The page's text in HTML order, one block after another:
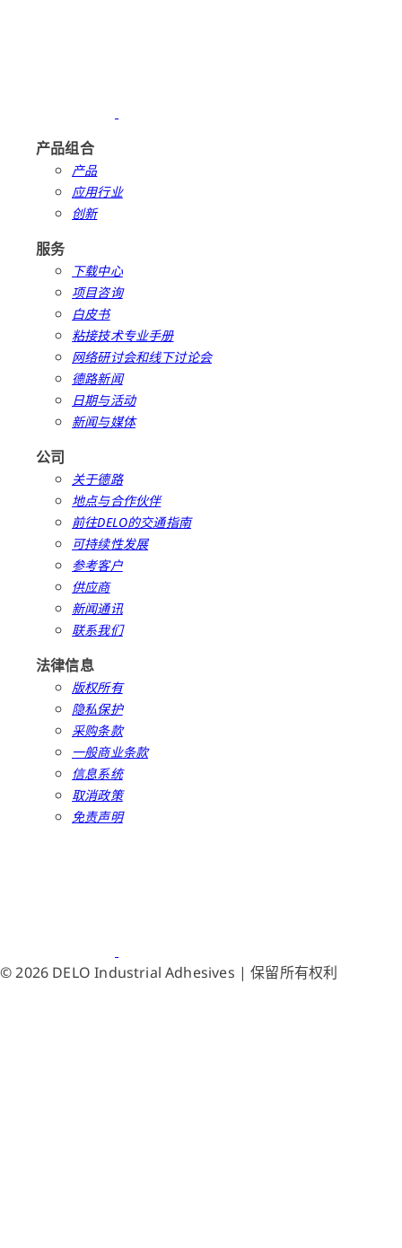
产品组合
产品
应用行业
创新
服务
下载中心
项目咨询
白皮书
粘接技术专业手册
网络研讨会和线下讨论会
德路新闻
日期与活动
新闻与媒体
公司
关于德路
地点与合作伙伴
前往DELO的交通指南
可持续性发展
参考客户
供应商
新闻通讯
联系我们
法律信息
版权所有
隐私保护
采购条款
一般商业条款
信息系统
取消政策
免责声明
© 2026 DELO Industrial Adhesives | 保留所有权利